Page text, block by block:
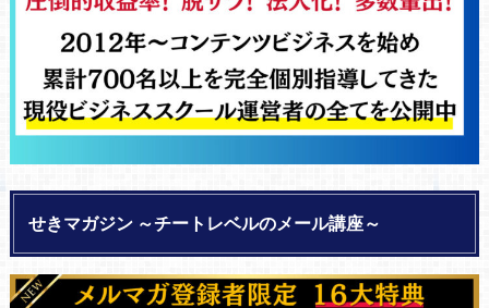
せきマガジン ～チートレベルのメール講座～